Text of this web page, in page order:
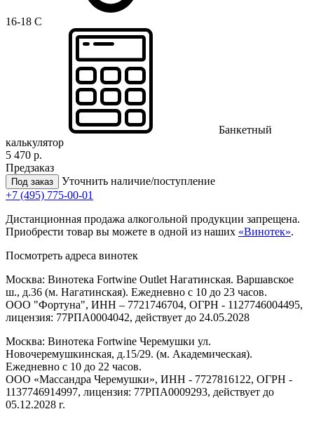
16-18 C
Банкетный
калькулятор
5 470 р.
Предзаказ
Под заказ
Уточнить наличие/поступление
+7 (495) 775-00-01
Дистанционная продажа алкогольной продукции запрещена.
Приобрести товар вы можете в одной из наших «Винотек».
Посмотреть адреса винотек
Москва: Винотека Fortwine Outlet Нагатинская. Варшавское
ш., д.36 (м. Нагатинская). Ежедневно с 10 до 23 часов.
ООО "Фортуна", ИНН – 7721746704, ОГРН - 1127746004495,
лицензия: 77РПА0004042, действует до 24.05.2028
Москва: Винотека Fortwine Черемушки ул.
Новочеремушкинская, д.15/29. (м. Академическая).
Ежедневно с 10 до 22 часов.
ООО «Массандра Черемушки», ИНН - 7727816122, ОГРН -
1137746914997, лицензия: 77РПА0009293, действует до
05.12.2028 г.